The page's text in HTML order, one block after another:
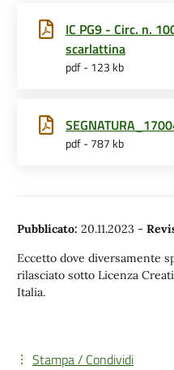
IC PG9 - Circ. n.
scarlattina
pdf - 123 kb
pdf - 787 kb
Pubblicato: 20.11.2023 -
Eccetto dove diversamente
rilasciato sotto Licenza
Italia.
Stampa / Condividi